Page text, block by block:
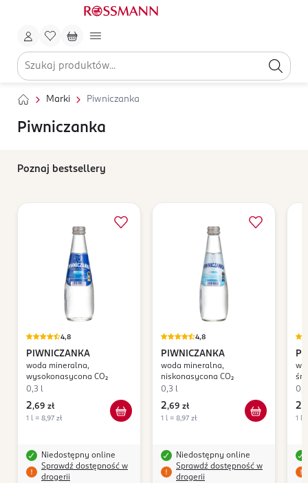
Marki Piwniczanka
Piwniczanka
Poznaj bestsellery
4,8
PIWNICZANKA
woda mineralna,
wysokonasycona CO₂
0,3 l
2,69 zł
1 l = 8,97 zł
Niedostępny online
Sprawdź dostępność w
drogerii
4,8
PIWNICZANKA
woda mineralna,
niskonasycona CO₂
0,3 l
2,69 zł
1 l = 8,97 zł
Niedostępny online
Sprawdź dostępność w
drogerii
2
1 l